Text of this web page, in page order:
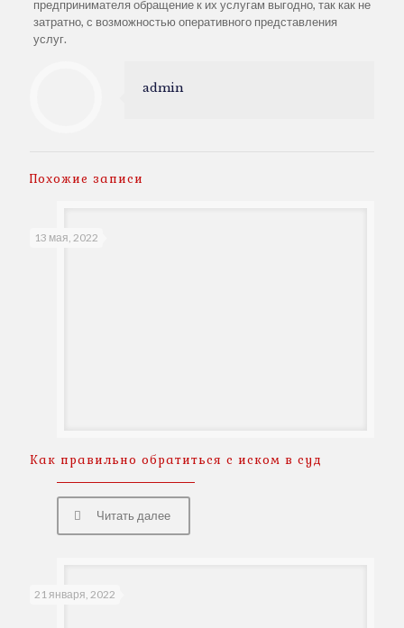
предпринимателя обращение к их услугам выгодно, так как не
затратно, с возможностью оперативного представления
услуг.
admin
Похожие записи
13 мая, 2022
Как правильно обратиться с иском в суд
Читать далее
21 января, 2022